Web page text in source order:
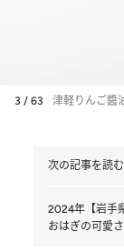
3 / 63 津軽りんご醬
次の記事を読む
2024年【岩手
おはぎの可愛